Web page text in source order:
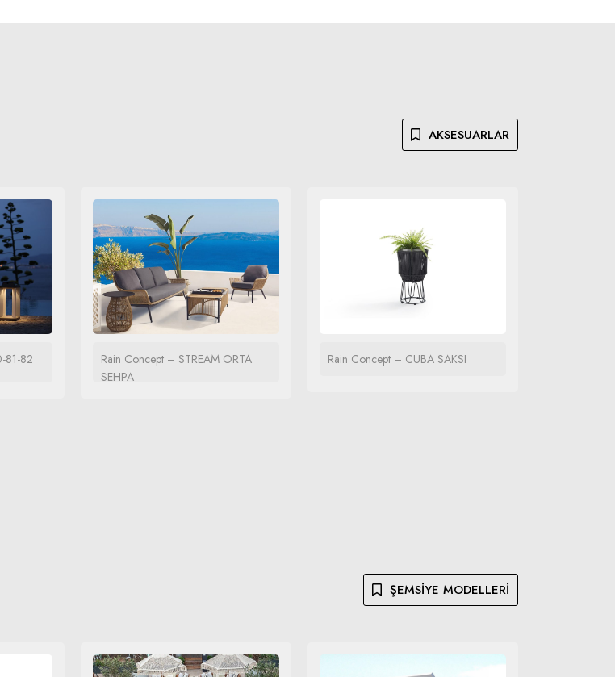
AKSESUARLAR
81-82
Rain Concept – STREAM ORTA
SEHPA
Rain Concept – CUBA SAKSI
ŞEMSIYE MODELLERI